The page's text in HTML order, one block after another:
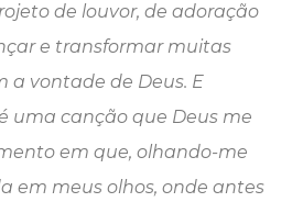
de louvor, de adoração
e transformar muitas
a vontade de Deus. E
é uma canção que Deus me
em que, olhando-me
em meus olhos, onde antes